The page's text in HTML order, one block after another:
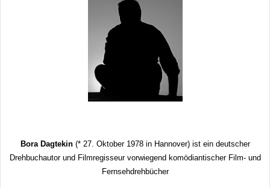
Bora Dagtekin (* 27. Oktober 1978 in Hannover) ist ein deutscher
Drehbuchautor und Filmregisseur vorwiegend komödiantischer Film- und
Fernsehdrehbücher